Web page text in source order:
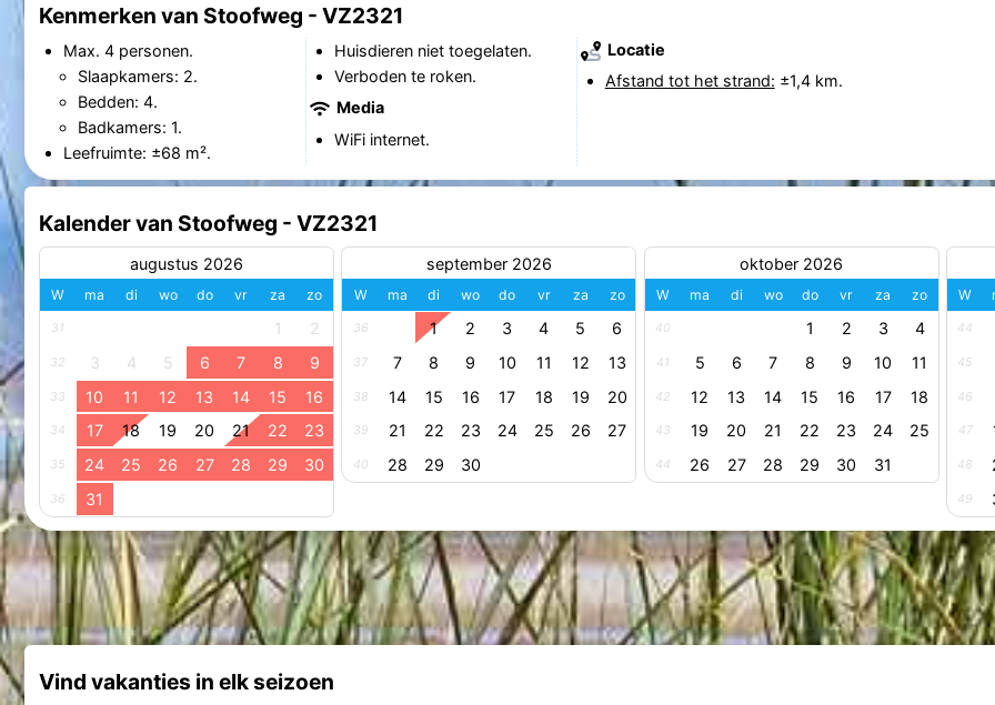
Kenmerken van Stoofweg - VZ2321
Max. 4 personen.
Slaapkamers: 2.
Bedden: 4.
Badkamers: 1.
Leefruimte: ±68 m².
Huisdieren niet toegelaten.
Verboden te roken.
Media
WiFi internet.
Locatie
Afstand tot het strand: ±1,4 km.
Kalender van Stoofweg - VZ2321
augustus 2026
W ma di wo do vr za zo
31 1 2
32 3 4 5 6 7 8 9
33 10 11 12 13 14 15 16
34 17 18 19 20 21 22 23
35 24 25 26 27 28 29 30
36 31
september 2026
W ma di wo do vr za zo
36 1 2 3 4 5 6
37 7 8 9 10 11 12 13
38 14 15 16 17 18 19 20
39 21 22 23 24 25 26 27
40 28 29 30
oktober 2026
W ma di wo do vr za zo
40 1 2 3 4
41 5 6 7 8 9 10 11
42 12 13 14 15 16 17 18
43 19 20 21 22 23 24 25
44 26 27 28 29 30 31
W
44
45
46
47
48
49
Vind vakanties in elk seizoen